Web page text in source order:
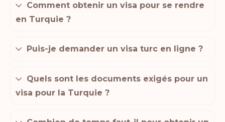
Comment obtenir un visa pour se rendre
en Turquie ?
Puis-je demander un visa turc en ligne ?
Quels sont les documents exigés pour un
visa pour la Turquie ?